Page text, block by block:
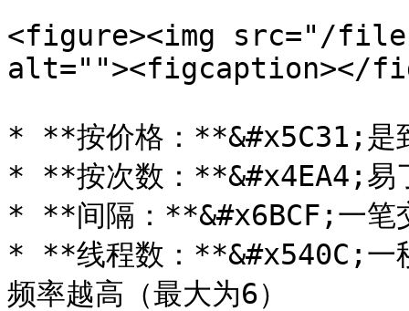
<figure><img src="/files/
alt=""><figcaption></
* **按价格：**&#x5C31;是
* **按次数：**&#x4EA4;易
* **间隔：**&#x6BCF;一笔
* **线程数：**&#x540C;一
频率越高（最大为6）